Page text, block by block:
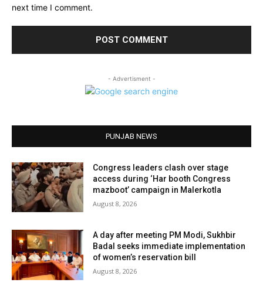
next time I comment.
- Advertisment -
PUNJAB NEWS
Congress leaders clash over stage
access during ‘Har booth Congress
mazboot’ campaign in Malerkotla
August 8, 2026
A day after meeting PM Modi, Sukhbir
Badal seeks immediate implementation
of women’s reservation bill
August 8, 2026